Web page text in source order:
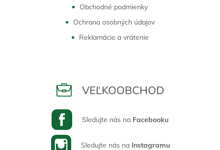
Obchodné podmienky
Ochrana osobných údajov
Reklamácie a vrátenie
VEĽKOOBCHOD
Sledujte nás na Facebooku
Sledujte nás na Instagramu